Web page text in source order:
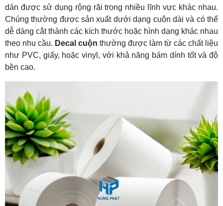
dán được sử dụng rộng rãi trong nhiều lĩnh vực khác nhau.
Chúng thường được sản xuất dưới dạng cuộn dài và có thể
dễ dàng cắt thành các kích thước hoặc hình dạng khác nhau
theo nhu cầu. Decal cuộn thường được làm từ các chất liệu
như PVC, giấy, hoặc vinyl, với khả năng bám dính tốt và độ
bền cao.